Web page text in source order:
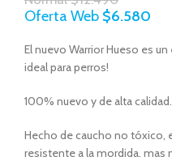
Oferta Web $6.580
El nuevo Warrior Hueso es
ideal para perros!
100% nuevo y de alta calidad.
Hecho de caucho no tóxico,
resistente a la mordida. mas